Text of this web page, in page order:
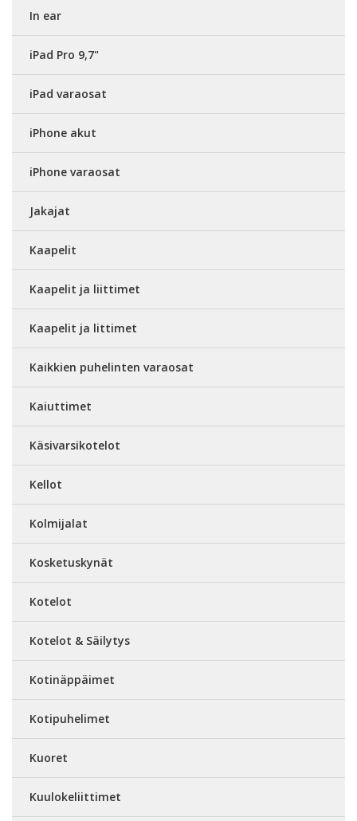
In ear
iPad Pro 9,7"
iPad varaosat
iPhone akut
iPhone varaosat
Jakajat
Kaapelit
Kaapelit ja liittimet
Kaapelit ja littimet
Kaikkien puhelinten varaosat
Kaiuttimet
Käsivarsikotelot
Kellot
Kolmijalat
Kosketuskynät
Kotelot
Kotelot & Säilytys
Kotinäppäimet
Kotipuhelimet
Kuoret
Kuulokeliittimet